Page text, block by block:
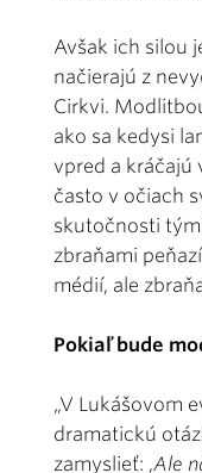
Avšak ich silou
načierajú z
Cirkvi.
ako sa kedysi
vpred a kráčajú
často v očiach
skutočnosti
zbraňami
médií, ale
Pokiaľ bude
„V Lukášovom
dramatickú
zamyslieť: ,Ale